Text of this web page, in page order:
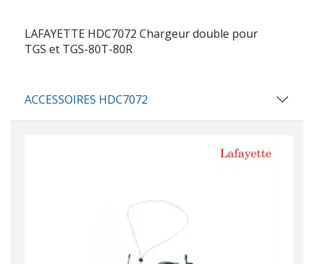
LAFAYETTE HDC7072 Chargeur double pour
TGS et TGS-80T-80R
ACCESSOIRES HDC7072